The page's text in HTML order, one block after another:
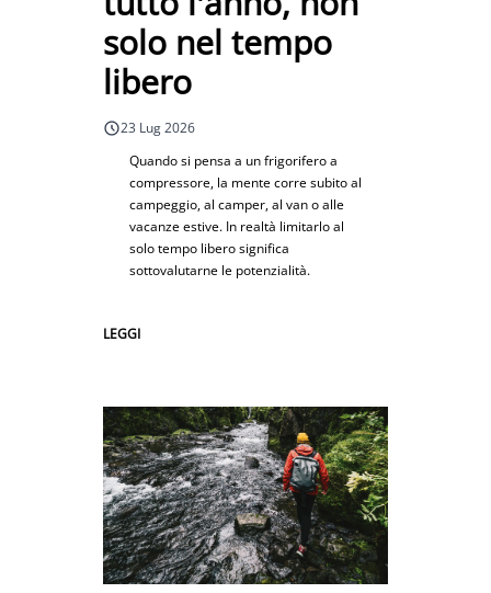
solo nel tempo
libero
23 Lug 2026
Quando si pensa a un frigorifero a
compressore, la mente corre subito al
campeggio, al camper, al van o alle
vacanze estive. In realtà limitarlo al
solo tempo libero significa
sottovalutarne le potenzialità.
LEGGI